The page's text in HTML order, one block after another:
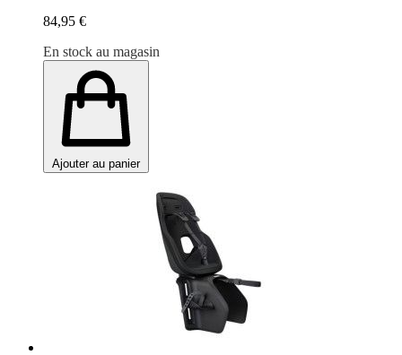
84,95 €
En stock au magasin
Ajouter au panier